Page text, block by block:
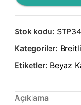
Stok kodu: STP34
Kategoriler:
Etiketler: Beyaz
Açıklama